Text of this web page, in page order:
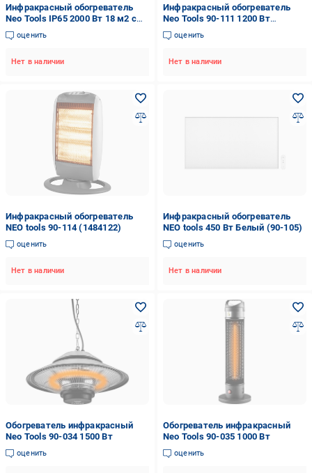
Инфракрасный обогреватель
Neo Tools IP65 2000 Вт 18 м2 с
пультом 49,5х10,5х11 см (VERC-
90-031)
оценить
Нет в наличии
Инфракрасный обогреватель
Neo Tools 90-111 1200 Вт
Черный (29424579)
оценить
Нет в наличии
Инфракрасный обогреватель
NEO tools 90-114 (1484122)
оценить
Нет в наличии
Инфракрасный обогреватель
NEO tools 450 Вт Белый (90-105)
оценить
Нет в наличии
Обогреватель инфракрасный
Neo Tools 90-034 1500 Вт
оценить
Обогреватель инфракрасный
Neo Tools 90-035 1000 Вт
оценить